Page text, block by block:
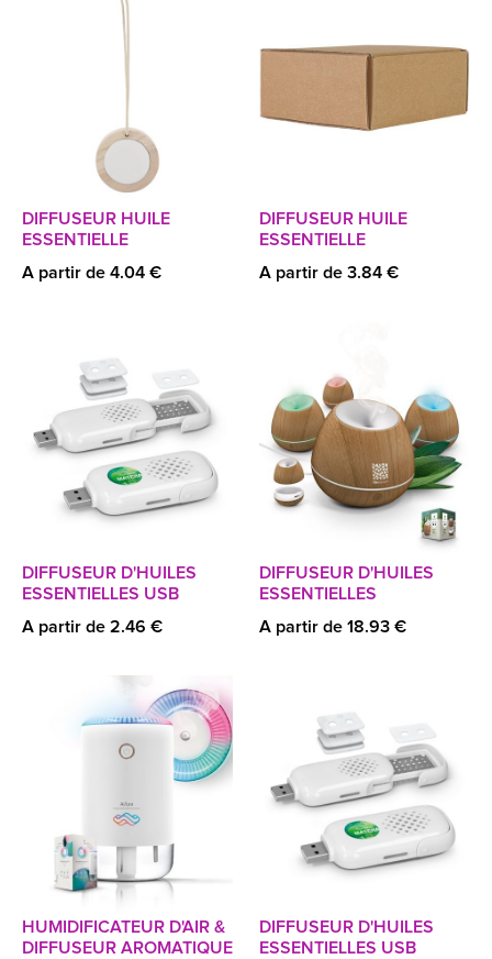
DIFFUSEUR HUILE
ESSENTIELLE
A partir de 4.04 €
DIFFUSEUR HUILE
ESSENTIELLE
A partir de 3.84 €
DIFFUSEUR D'HUILES
ESSENTIELLES USB
A partir de 2.46 €
DIFFUSEUR D'HUILES
ESSENTIELLES
A partir de 18.93 €
HUMIDIFICATEUR D'AIR &
DIFFUSEUR AROMATIQUE
DIFFUSEUR D'HUILES
ESSENTIELLES USB